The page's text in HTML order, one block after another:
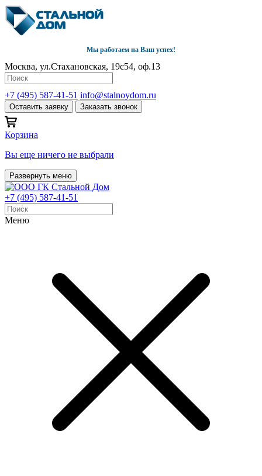
Мы работаем на Ваш успех!
Москва, ул.Стахановская, 19с54, оф.13
+7 (495) 587-41-51 info@stalnoydom.ru
Оставить заявку Заказать звонок
Корзина
Вы еще ничего не выбрали
Развернуть меню
+7 (495) 587-41-51
Меню